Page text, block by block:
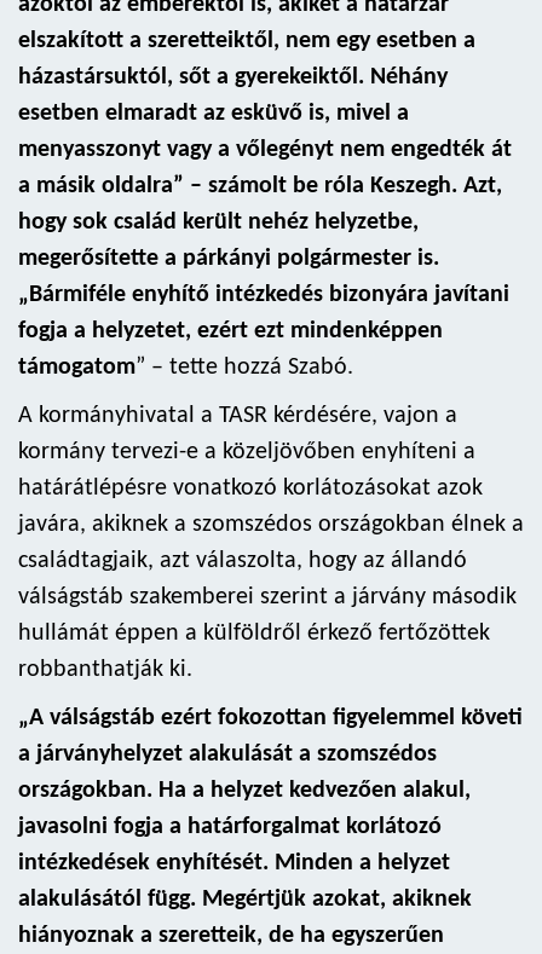
azoktól az emberektől is, akiket a határzár
elszakított a szeretteiktől, nem egy esetben a
házastársuktól, sőt a gyerekeiktől. Néhány
esetben elmaradt az esküvő is, mivel a
menyasszonyt vagy a vőlegényt nem engedték át
a másik oldalra” – számolt be róla Keszegh. Azt,
hogy sok család került nehéz helyzetbe,
megerősítette a párkányi polgármester is.
„Bármiféle enyhítő intézkedés bizonyára javítani
fogja a helyzetet, ezért ezt mindenképpen
támogatom” – tette hozzá Szabó.
A kormányhivatal a TASR kérdésére, vajon a
kormány tervezi-e a közeljövőben enyhíteni a
határátlépésre vonatkozó korlátozásokat azok
javára, akiknek a szomszédos országokban élnek a
családtagjaik, azt válaszolta, hogy az állandó
válságstáb szakemberei szerint a járvány második
hullámát éppen a külföldről érkező fertőzöttek
robbanthatják ki.
„A válságstáb ezért fokozottan figyelemmel követi
a járványhelyzet alakulását a szomszédos
országokban. Ha a helyzet kedvezően alakul,
javasolni fogja a határforgalmat korlátozó
intézkedések enyhítését. Minden a helyzet
alakulásától függ. Megértjük azokat, akiknek
hiányoznak a szeretteik, de ha egyszerűen